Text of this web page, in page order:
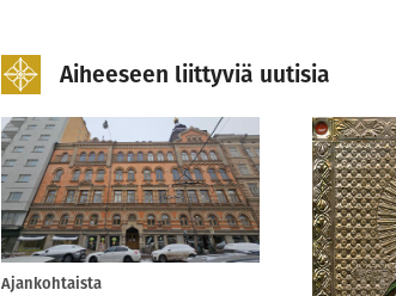
Aiheeseen liittyviä uutisia
Ajankohtaista